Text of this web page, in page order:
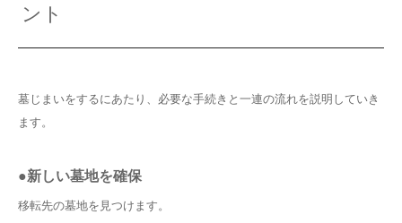
ント
墓じまいをするにあたり、必要な手続きと一連の流れを説明していき
ます。
●新しい墓地を確保
移転先の墓地を見つけます。